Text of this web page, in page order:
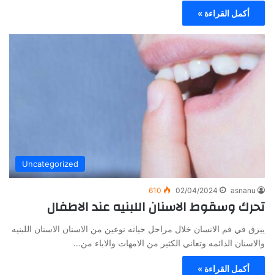
أكمل القراءة »
Uncategorized
asnanu
02/04/2024
610
تحرك وسقوط الاسنان اللبنيه عند الاطفال
يبزق في فم الانسان خلال مراحل حياته نوعين من الاسنان الاسنان اللبنيه
والاسنان الدائمه وتعاني الكثير من الامهات والاباء من…
أكمل القراءة »